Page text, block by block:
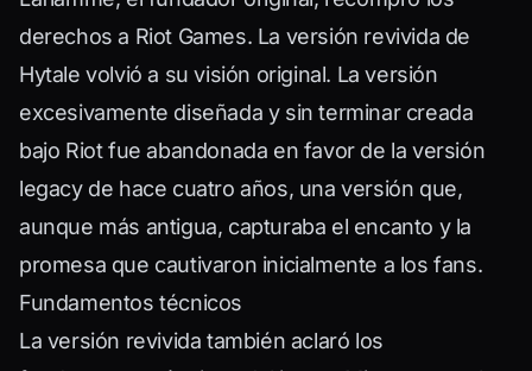
derechos a Riot Games. La versión revivida de
Hytale volvió a su visión original. La versión
excesivamente diseñada y sin terminar creada
bajo Riot fue abandonada en favor de la versión
legacy de hace cuatro años, una versión que,
aunque más antigua, capturaba el encanto y la
promesa que cautivaron inicialmente a los fans.
Fundamentos técnicos
La versión revivida también aclaró los